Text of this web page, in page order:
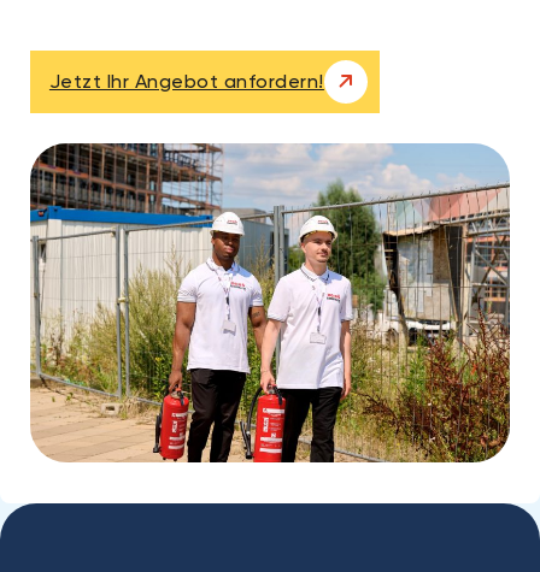
Jetzt Ihr Angebot anfordern!